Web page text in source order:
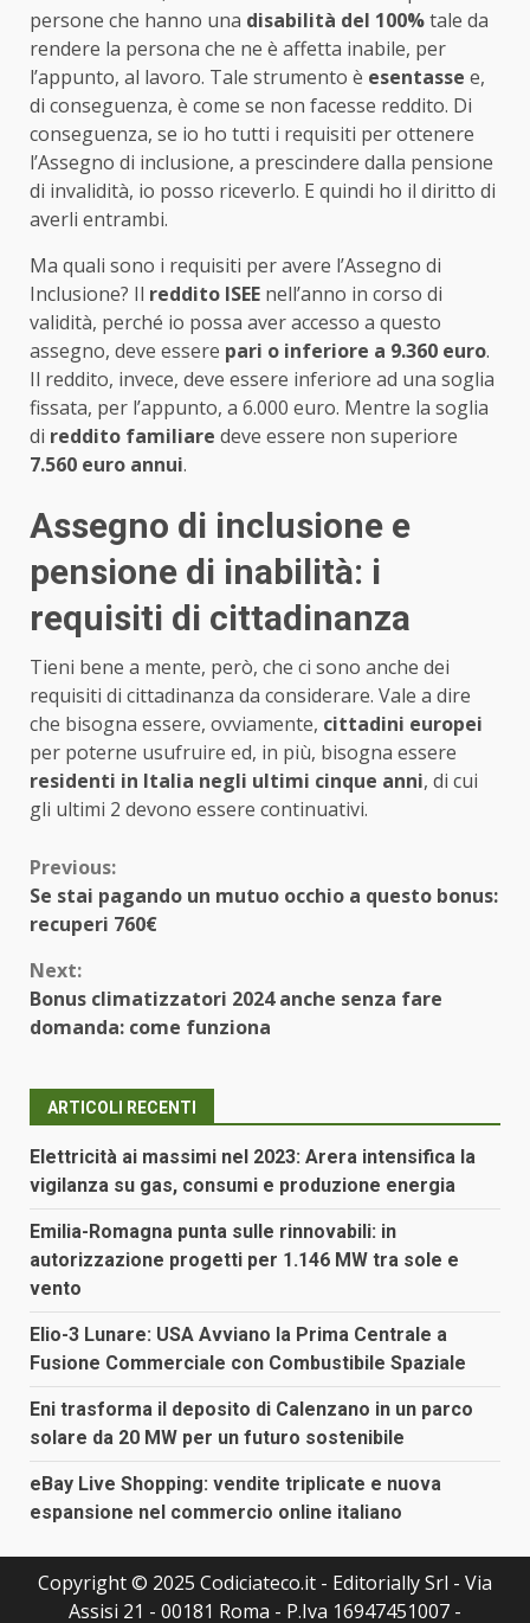
persone che hanno una disabilità del 100%tale da
rendere la persona che ne è affetta inabile, per
l’appunto, al lavoro. Tale strumento è esentasse e,
di conseguenza, è come se non facesse reddito. Di
conseguenza, se io ho tutti i requisiti per ottenere
l’Assegno di inclusione, a prescindere dalla pensione
di invalidità, io posso riceverlo. E quindi ho il diritto di
averli entrambi.
Ma quali sono i requisiti per avere l’Assegno di
Inclusione? Il reddito ISEE nell’anno in corso di
validità, perché io possa aver accesso a questo
assegno, deve essere pari o inferiore a 9.360 euro.
Il reddito, invece, deve essere inferiore ad una soglia
fissata, per l’appunto, a 6.000 euro. Mentre la soglia
di reddito familiare deve essere non superiore
7.560 euro annui.
Assegno di inclusione e
pensione di inabilità: i
requisiti di cittadinanza
Tieni bene a mente, però, che ci sono anche dei
requisiti di cittadinanza da considerare. Vale a dire
che bisogna essere, ovviamente, cittadini europei
per poterne usufruire ed, in più, bisogna essere
residenti in Italia negli ultimi cinque anni, di cui
gli ultimi 2 devono essere continuativi.
Continue
Reading
Previous:
Se stai pagando un mutuo occhio a questo bonus:
recuperi 760€
Next:
Bonus climatizzatori 2024 anche senza fare
domanda: come funziona
ARTICOLI RECENTI
Elettricità ai massimi nel 2023: Arera intensifica la
vigilanza su gas, consumi e produzione energia
Emilia-Romagna punta sulle rinnovabili: in
autorizzazione progetti per 1.146 MW tra sole e
vento
Elio-3 Lunare: USA Avviano la Prima Centrale a
Fusione Commerciale con Combustibile Spaziale
Eni trasforma il deposito di Calenzano in un parco
solare da 20 MW per un futuro sostenibile
eBay Live Shopping: vendite triplicate e nuova
espansione nel commercio online italiano
Copyright © 2025 Codiciateco.it - Editorially Srl - Via
Assisi 21 - 00181 Roma - P.Iva 16947451007 -